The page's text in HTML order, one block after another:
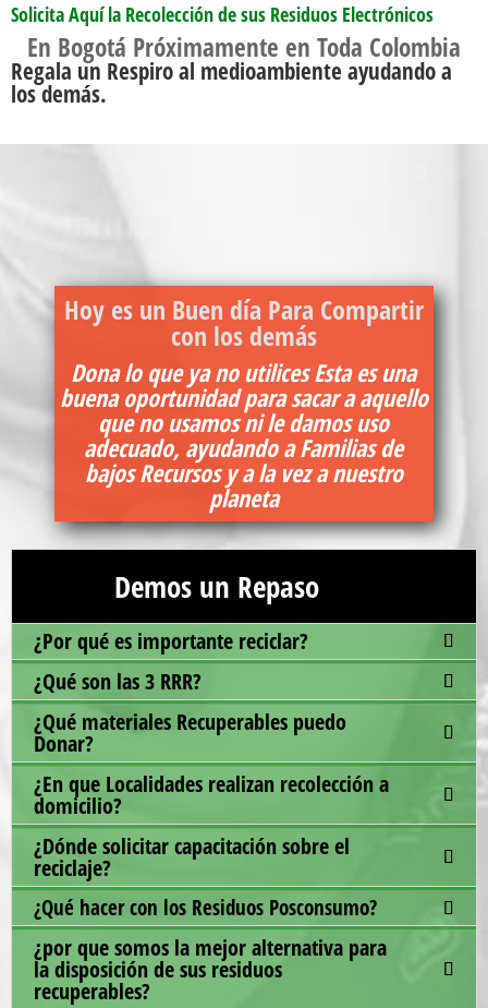
Solicita Aquí la Recolección de sus Residuos Electrónicos
En Bogotá Próximamente en Toda Colombia
Regala un Respiro al medioambiente ayudando a
los demás.
Hoy es un Buen día Para Compartir
con los demás
Dona lo que ya no utilices Esta es una
buena oportunidad para sacar a aquello
que no usamos ni le damos uso
adecuado, ayudando a Familias de
bajos Recursos y a la vez a nuestro
planeta
Demos un Repaso
¿Por qué es importante reciclar?
¿Qué son las 3 RRR?
¿Qué materiales Recuperables puedo
Donar?
¿En que Localidades realizan recolección a
domicilio?
¿Dónde solicitar capacitación sobre el
reciclaje?
¿Qué hacer con los Residuos Posconsumo?
¿por que somos la mejor alternativa para
la disposición de sus residuos
recuperables?